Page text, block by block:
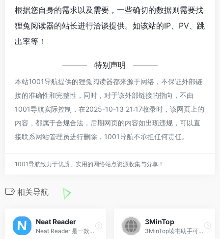
根据您自身的需求以及需要，一些确切的数据则需要找
狸兔阅读器的站长进行洽谈提供。如该站的IP、PV、跳
出率等！
特别声明
本站1001导航提供的狸兔阅读器都来源于网络，不保证外部链
接的准确性和完整性，同时，对于该外部链接的指向，不由
1001导航实际控制，在2025-10-13 21:17收录时，该网页上的
内容，都属于合规合法，后期网页的内容如出现违规，可以直
接联系网站管理员进行删除，1001导航不承担任何责任。
1001导航致力于优质、实用的网络站点资源收集与分享！
相关导航
Neat Reader
Neat Reader 是一款支持跨平台使用的 EPUB/TXT 电子书阅读器，无论你使用iOS、Android、还是Windows和Mac，Neat Reader 都能帮您打开 EPUB 电子书和 TXT 小说，为您提供良好的阅读体验。Neat Reader 甚至支持直接在浏览器中阅读EPUB和TXT文件，让您无需安装任何软件。只需完成注册，即可获得7天免费会员，体验高级功能。
3MinTop
3MinTop读书助手可以在3分钟内掌握书籍核心内容，提供AI智能总结、思维导图、多语言翻译和智能问答功能，降低阅读门槛，提升学习效率，培养阅读习惯。